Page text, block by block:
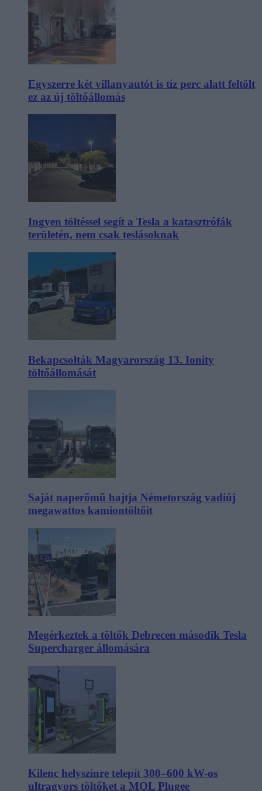
Egyszerre két villanyautót is tíz perc alatt feltölt
ez az új töltőállomás
Ingyen töltéssel segít a Tesla a katasztrófák
területén, nem csak teslásoknak
Bekapcsolták Magyarország 13. Ionity
töltőállomását
Saját naperőmű hajtja Németország vadiúj
megawattos kamiontöltőit
Megérkeztek a töltők Debrecen második Tesla
Supercharger állomására
Kilenc helyszínre telepít 300–600 kW-os
ultragyors töltőket a MOL Plugee